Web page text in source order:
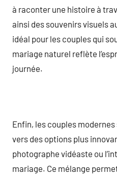
à raconter une histoire à
ainsi des souvenirs visuels
idéal pour les couples qui
mariage naturel reflète
journée.
Enfin, les couples
vers des options plus
photographe vidéaste ou
mariage. Ce mélange